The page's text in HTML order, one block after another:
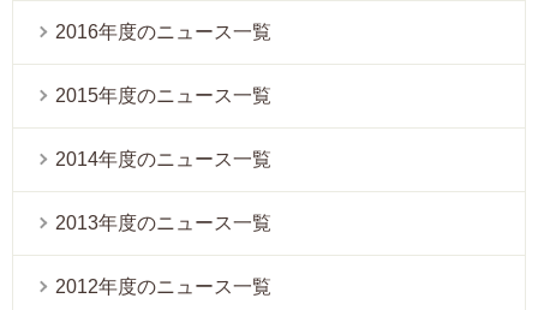
2016年度のニュース一覧
2015年度のニュース一覧
2014年度のニュース一覧
2013年度のニュース一覧
2012年度のニュース一覧